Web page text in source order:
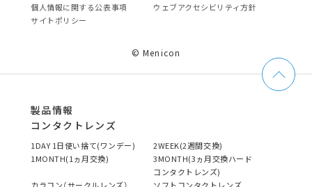
個⼈情報に関する公表事項
ウェブアクセシビリティ方針
サイトポリシー
© Menicon
製品情報
コンタクトレンズ
1DAY 1日使い捨て(ワンデー)
2WEEK(2週間交換)
1MONTH(1ヵ月交換)
3MONTH(3ヵ月交換ハード
コンタクトレンズ)